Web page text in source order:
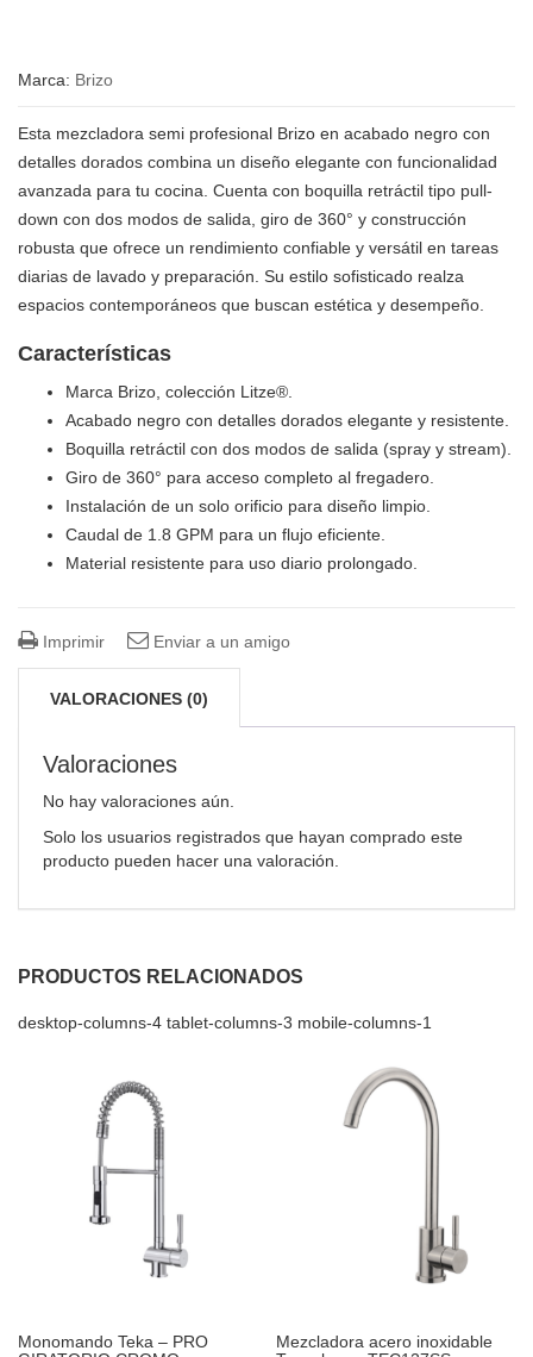
Marca: Brizo
Esta mezcladora semi profesional Brizo en acabado negro con
detalles dorados combina un diseño elegante con funcionalidad
avanzada para tu cocina. Cuenta con boquilla retráctil tipo pull-
down con dos modos de salida, giro de 360° y construcción
robusta que ofrece un rendimiento confiable y versátil en tareas
diarias de lavado y preparación. Su estilo sofisticado realza
espacios contemporáneos que buscan estética y desempeño.
Características
Marca Brizo, colección Litze®.
Acabado negro con detalles dorados elegante y resistente.
Boquilla retráctil con dos modos de salida (spray y stream).
Giro de 360° para acceso completo al fregadero.
Instalación de un solo orificio para diseño limpio.
Caudal de 1.8 GPM para un flujo eficiente.
Material resistente para uso diario prolongado.
Imprimir Enviar a un amigo
VALORACIONES (0)
Valoraciones
No hay valoraciones aún.
Solo los usuarios registrados que hayan comprado este
producto pueden hacer una valoración.
PRODUCTOS RELACIONADOS
desktop-columns-4 tablet-columns-3 mobile-columns-1
Monomando Teka – PRO
Mezcladora acero inoxidable